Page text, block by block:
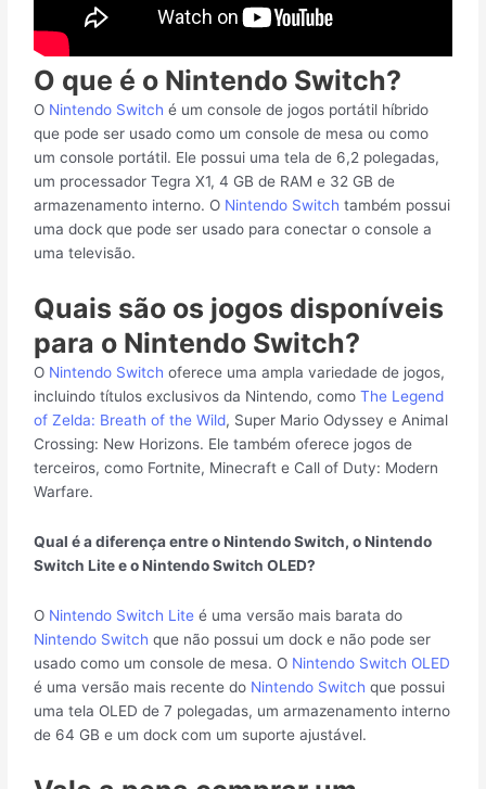
O que é o Nintendo Switch?
O Nintendo Switch é um console de jogos portátil híbrido
que pode ser usado como um console de mesa ou como
um console portátil. Ele possui uma tela de 6,2 polegadas,
um processador Tegra X1, 4 GB de RAM e 32 GB de
armazenamento interno. O Nintendo Switch também possui
uma dock que pode ser usado para conectar o console a
uma televisão.
Quais são os jogos disponíveis
para o Nintendo Switch?
O Nintendo Switchoferece uma ampla variedade de jogos,
incluindo títulos exclusivos da Nintendo, comoThe Legend
of Zelda: Breath of the Wild, Super Mario Odyssey e Animal
Crossing: New Horizons. Ele também oferece jogos de
terceiros, como Fortnite, Minecraft e Call of Duty: Modern
Warfare.
Qual é a diferença entre o Nintendo Switch, o Nintendo
Switch Lite e o Nintendo Switch OLED?
O Nintendo Switch Lite é uma versão mais barata do
Nintendo Switch que não possui um dock e não pode ser
usado como um console de mesa. O Nintendo Switch OLED
é uma versão mais recente do Nintendo Switch que possui
uma tela OLED de 7 polegadas, um armazenamento interno
de 64 GB e um dock com um suporte ajustável.